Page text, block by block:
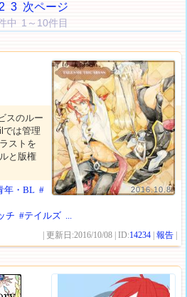
2 3 次ページ
中 1～10件目
2016.10.8
スのルー
は管理
ストを
と版権
年・BL #
チ #テイルズ ...
| 更新日:2016/10/08 | ID:14234 |報告